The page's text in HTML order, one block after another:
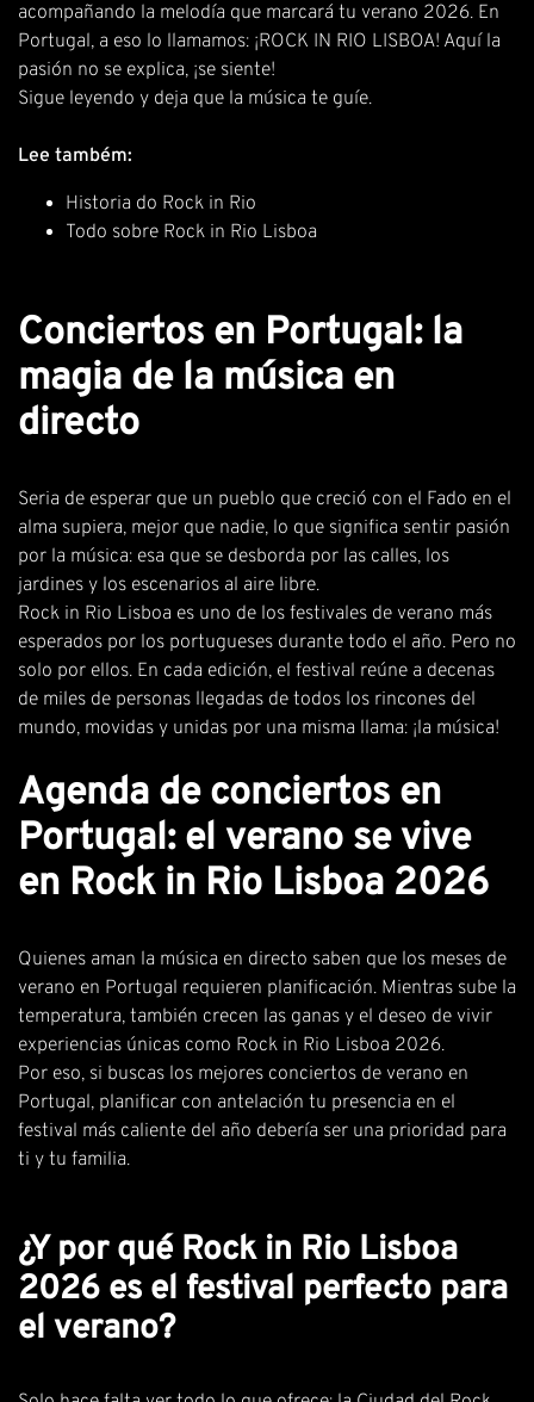
acompañando la melodía que marcará tu verano 2026. En
Portugal, a eso lo llamamos: ¡ROCK IN RIO LISBOA! Aquí la
pasión no se explica, ¡se siente!
Sigue leyendo y deja que la música te guíe.
Lee também:
Historia do Rock in Rio
Todo sobre Rock in Rio Lisboa
Conciertos en Portugal: la
magia de la música en
directo
Seria de esperar que un pueblo que creció con el Fado en el
alma supiera, mejor que nadie, lo que significa sentir pasión
por la música: esa que se desborda por las calles, los
jardines y los escenarios al aire libre.
Rock in Rio Lisboa es uno de los festivales de verano más
esperados por los portugueses durante todo el año. Pero no
solo por ellos. En cada edición, el festival reúne a decenas
de miles de personas llegadas de todos los rincones del
mundo, movidas y unidas por una misma llama: ¡la música!
Agenda de conciertos en
Portugal: el verano se vive
en Rock in Rio Lisboa 2026
Quienes aman la música en directo saben que los meses de
verano en Portugal requieren planificación. Mientras sube la
temperatura, también crecen las ganas y el deseo de vivir
experiencias únicas como Rock in Rio Lisboa 2026.
Por eso, si buscas los mejores conciertos de verano en
Portugal, planificar con antelación tu presencia en el
festival más caliente del año debería ser una prioridad para
ti y tu familia.
¿Y por qué Rock in Rio Lisboa
2026 es el festival perfecto para
el verano?